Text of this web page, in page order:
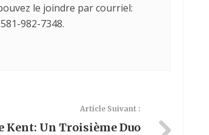
le joindre par courriel:
982-7348.
Article Suivant :
Kent: Un Troisième Duo